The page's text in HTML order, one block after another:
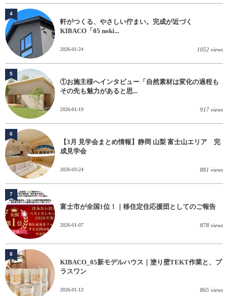
軒がつくる、やさしい佇まい。完成が近づく
KIBACO「05 noki...
2026-01-24 1052 views
4
①お施主様へインタビュー「自然素材は変化の過程も
その先も魅力があると思...
2026-01-19 917 views
5
【3月 見学会まとめ情報】静岡 山梨 富士山エリア 完
成見学会
2026-03-24 881 views
6
富士市が全国1位！｜移住定住応援団としてのご報告
2026-01-07 878 views
7
KIBACO_05新モデルハウス｜塗り壁TEKT作業と、プ
ラスワン
2026-01-13 865 views
8